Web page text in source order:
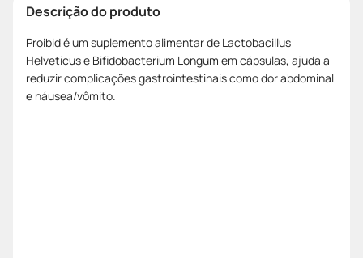
Descrição do produto
Proibid é um suplemento alimentar de Lactobacillus
Helveticus e Bifidobacterium Longum em cápsulas, ajuda a
reduzir complicações gastrointestinais como dor abdominal
e náusea/vômito.